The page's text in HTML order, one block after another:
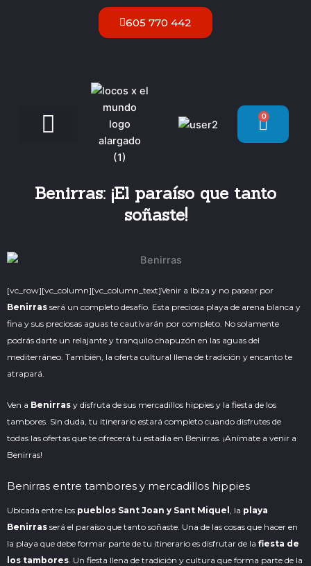
605 770 442
0
Benirras: ¡El paraíso que tanto
soñaste!
[vc_row][vc_column][vc_column_text]Venir a Ibiza y no pasear por
Benirras será un completo desafío. Esta preciosa playa de arena blanca y
fina y sus preciosas aguas te cautivarán por completo. No solamente
podrás darte un relajante y tranquilo chapuzón en las aguas del
mediterráneo. También, la oferta cultural llena de tradición y encanto te
atrapará.
Ven a Benirras y disfruta de sus mercadillos hippies y la fiesta de los
tambores. Sin duda, tu itinerario estará completo cuando disfrutes de
todas las ofertas que te ofrecerá tu estadía en Benirras. ¡Anímate a venir a
Benirras!
Benirras entre tambores y mercadillos hippies
Ubicada entre los pueblos Sant Joan y Sant Miquel , la playa
Benirras será el paraíso que tanto soñaste. Una de las cosas que hacer en
la playa que debe formar parte de tu itinerario es disfrutar de la fiesta de
los tambores . Un fiesta llena de tradición y cultura que forma parte de la